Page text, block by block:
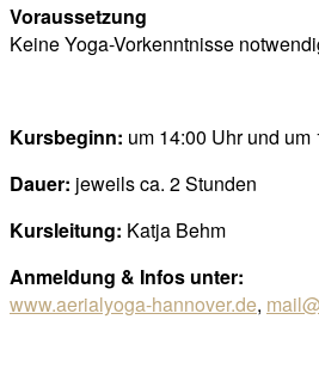
Voraussetzung
Keine Yoga-Vorkenntnisse
Kursbeginn: um 14:00 Uhr und um
Dauer: jeweils ca. 2 Stunden
Kursleitung: Katja Behm
Anmeldung & Infos unter:
www.aerialyoga-hannover.de,